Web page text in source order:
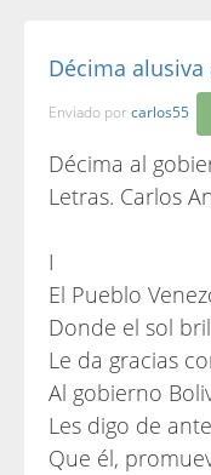
Décima
Enviado por carlos55
Décima al
Letras. Carlos
I
El Pueblo
Donde el sol
Le da gracias
Al gobierno
Les digo de
Que él,